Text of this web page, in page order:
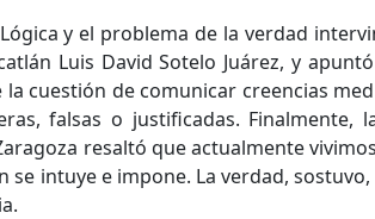
y el problema de la verdad
Luis David Sotelo Juárez, y
la cuestión de comunicar creencias
falsas o justificadas. Finalmente,
resaltó que actualmente
se intuye e impone. La verdad,